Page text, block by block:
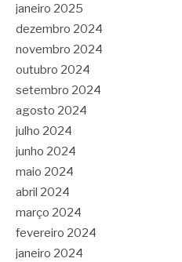
janeiro 2025
dezembro 2024
novembro 2024
outubro 2024
setembro 2024
agosto 2024
julho 2024
junho 2024
maio 2024
abril 2024
março 2024
fevereiro 2024
janeiro 2024